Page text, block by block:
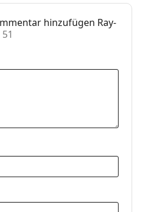
3136 51
hinzufügen Ray-